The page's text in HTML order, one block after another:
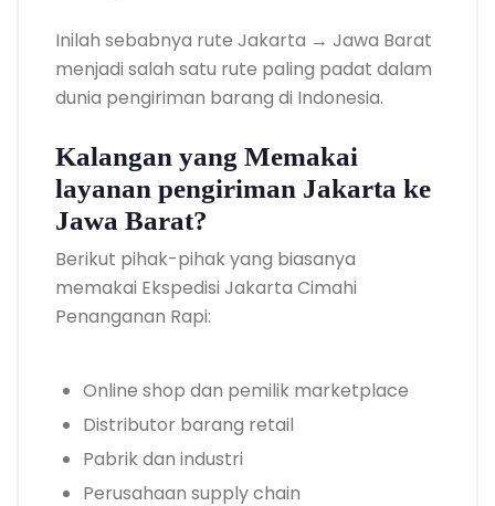
Inilah sebabnya rute Jakarta → Jawa Barat
menjadi salah satu rute paling padat dalam
dunia pengiriman barang di Indonesia.
Kalangan yang Memakai
layanan pengiriman Jakarta ke
Jawa Barat?
Berikut pihak-pihak yang biasanya
memakai Ekspedisi Jakarta Cimahi
Penanganan Rapi:
Online shop dan pemilik marketplace
Distributor barang retail
Pabrik dan industri
Perusahaan supply chain